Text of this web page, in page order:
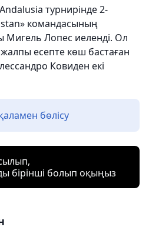
турнирінде 2-
командасының
Мигель Лопес иеленді. Ол
есепте көш бастаған
Ковиден екі
бөлісу
бірінші болып оқыңыз